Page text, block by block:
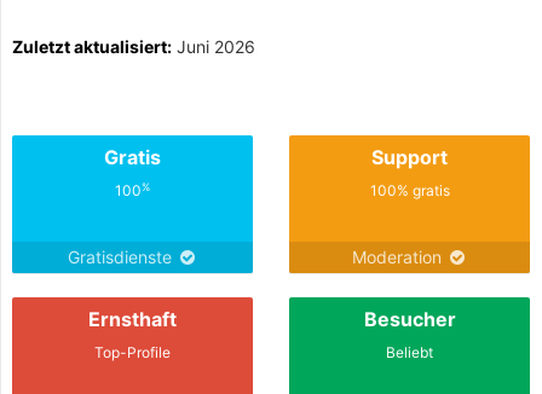
Zuletzt aktualisiert: Juni 2026
Gratis
100%
Gratisdienste
Support
100% gratis
Moderation
Ernsthaft
Top-Profile
Besucher
Beliebt